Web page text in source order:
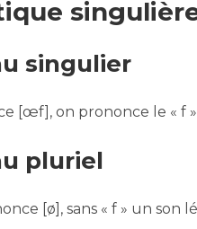
singulier
[œf], on prononce le « f »
pluriel
[ø], sans « f » un